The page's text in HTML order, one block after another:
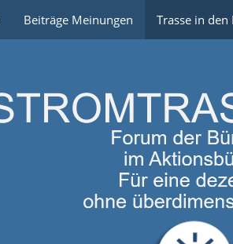
Beiträge Meinungen Trasse in den